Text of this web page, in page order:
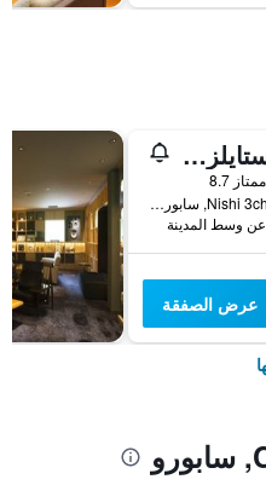
إيبيس ستايلز سابورو
ممتاز 8.7
Nishi 3chome 10 10, سابورو, اليابان
عرض الصفقة